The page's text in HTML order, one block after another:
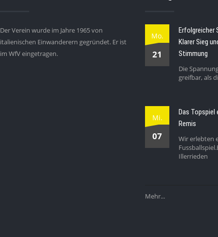
Der Verein wurde im Jahre 1965 von
italienischen Einwanderern gegründet. Er ist
im WfV eingetragen.
Mo.
21
Erfolgreicher
Klarer Sieg
Stimmung
Die
greifbar, als
Mi.
07
Das Topspiel
Remis
Wir erlebten
Illerrieden
Mehr...